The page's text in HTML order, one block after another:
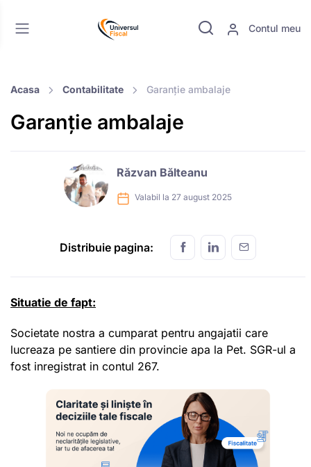
Contul meu
Acasa Contabilitate Garanție ambalaje
Garanție ambalaje
Răzvan Bălteanu
Valabil la 27 august 2025
Distribuie pagina:
Situatie de fapt:
Societate nostra a cumparat pentru angajatii care
lucreaza pe santiere din provincie apa la Pet. SGR-ul a
fost inregistrat in contul 267.